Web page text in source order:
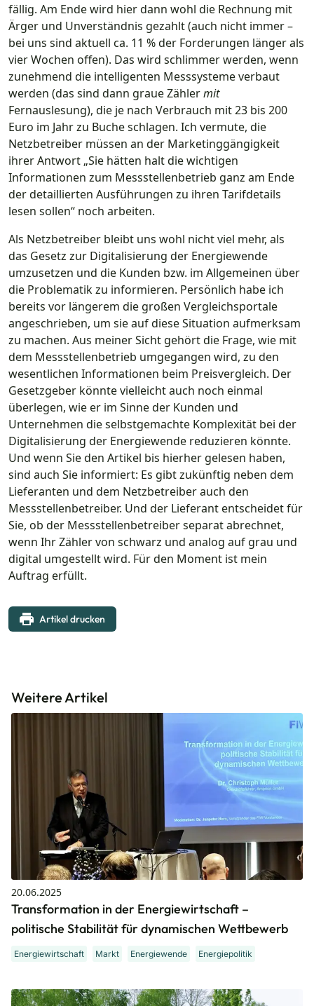
fällig. Am Ende wird hier dann wohl die Rechnung mit
Ärger und Unverständnis gezahlt (auch nicht immer –
bei uns sind aktuell ca. 11 % der Forderungen länger als
vier Wochen offen). Das wird schlimmer werden, wenn
zunehmend die intelligenten Messsysteme verbaut
werden (das sind dann graue Zählermit
Fernauslesung), die je nach Verbrauch mit 23 bis 200
Euro im Jahr zu Buche schlagen. Ich vermute, die
Netzbetreiber müssen an der Marketinggängigkeit
ihrer Antwort „Sie hätten halt die wichtigen
Informationen zum Messstellenbetrieb ganz am Ende
der detaillierten Ausführungen zu ihren Tarifdetails
lesen sollen“ noch arbeiten.
Als Netzbetreiber bleibt uns wohl nicht viel mehr, als
das Gesetz zur Digitalisierung der Energiewende
umzusetzen und die Kunden bzw. im Allgemeinen über
die Problematik zu informieren. Persönlich habe ich
bereits vor längerem die großen Vergleichsportale
angeschrieben, um sie auf diese Situation aufmerksam
zu machen. Aus meiner Sicht gehört die Frage, wie mit
dem Messstellenbetrieb umgegangen wird, zu den
wesentlichen Informationen beim Preisvergleich. Der
Gesetzgeber könnte vielleicht auch noch einmal
überlegen, wie er im Sinne der Kunden und
Unternehmen die selbstgemachte Komplexität bei der
Digitalisierung der Energiewende reduzieren könnte.
Und wenn Sie den Artikel bis hierher gelesen haben,
sind auch Sie informiert: Es gibt zukünftig neben dem
Lieferanten und dem Netzbetreiber auch den
Messstellenbetreiber. Und der Lieferant entscheidet für
Sie, ob der Messstellenbetreiber separat abrechnet,
wenn Ihr Zähler von schwarz und analog auf grau und
digital umgestellt wird. Für den Moment ist mein
Auftrag erfüllt.
Artikel drucken
Weitere Artikel
20.06.2025
Transformation in der Energiewirtschaft –
politische Stabilität für dynamischen Wettbewerb
Energiewirtschaft Markt Energiewende Energiepolitik